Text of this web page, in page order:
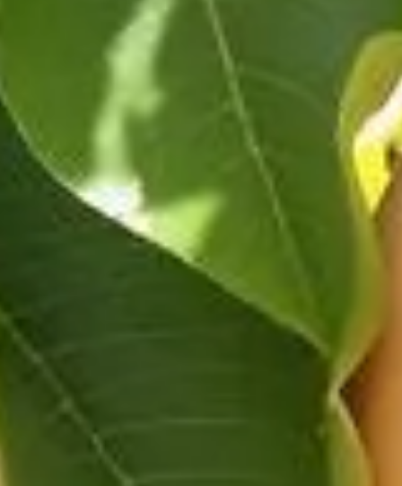
la menace croissante de ce fléau, les jardiniers
surprenante refait surface : l'utilisation de coquilles
sur l'efficacité de cette approche peu
cloque du pêcher
est que les coquilles, en reflétant la lumière ou en
responsables de la cloque du pêcher. Pourtant, il